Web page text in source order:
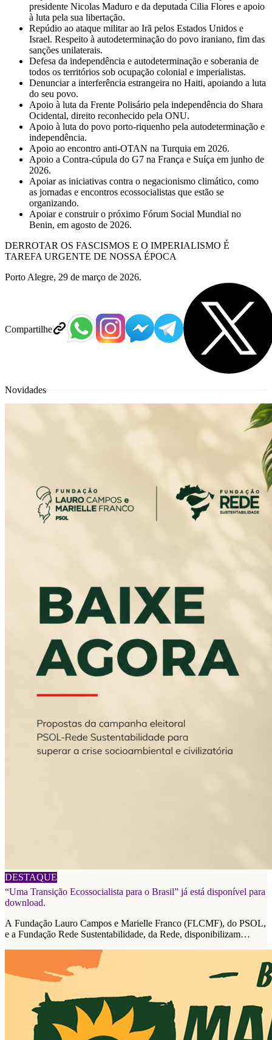
Compartilhe
presidente Nicolas Maduro e da deputada Cilia Flores e apoio
à luta pela sua libertação.
Repúdio ao ataque militar ao Irã pelos Estados Unidos e
Israel. Respeito à autodeterminação do povo iraniano, fim das
sanções unilaterais.
Defesa da independência e autodeterminação e soberania de
todos os territórios sob ocupação colonial e imperialistas.
Denunciar a interferência estrangeira no Haiti, apoiando a luta
do seu povo.
Apoio à luta da Frente Polisário pela independência do Shara
Ocidental, direito reconhecido pela ONU.
Apoio à luta do povo porto-riquenho pela autodeterminação e
independência.
Apoio ao encontro anti-OTAN na Turquia em 2026.
Apoio a Contra-cúpula do G7 na França e Suíça em junho de
2026.
Apoiar as iniciativas contra o negacionismo climático, como
as jornadas e encontros ecossocialistas que estão se
organizando.
Apoiar e construir o próximo Fórum Social Mundial no
Benin, em agosto de 2026.
DERROTAR OS FASCISMOS E O IMPERIALISMO É
TAREFA URGENTE DE NOSSA ÉPOCA
Porto Alegre, 29 de março de 2026.
Novidades
DESTAQUE
06/08/2026
“Uma Transição Ecossocialista para o Brasil” já está disponível para
download.
A Fundação Lauro Campos e Marielle Franco (FLCMF), do PSOL,
e a Fundação Rede Sustentabilidade, da Rede, disponibilizam